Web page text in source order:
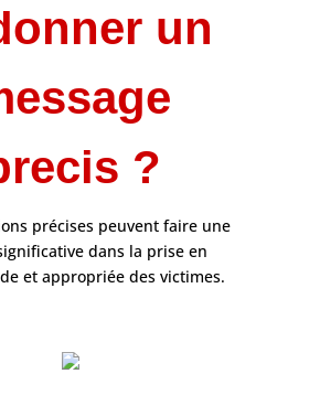
un
?
précises peuvent faire une
dans la prise en
et appropriée des victimes.